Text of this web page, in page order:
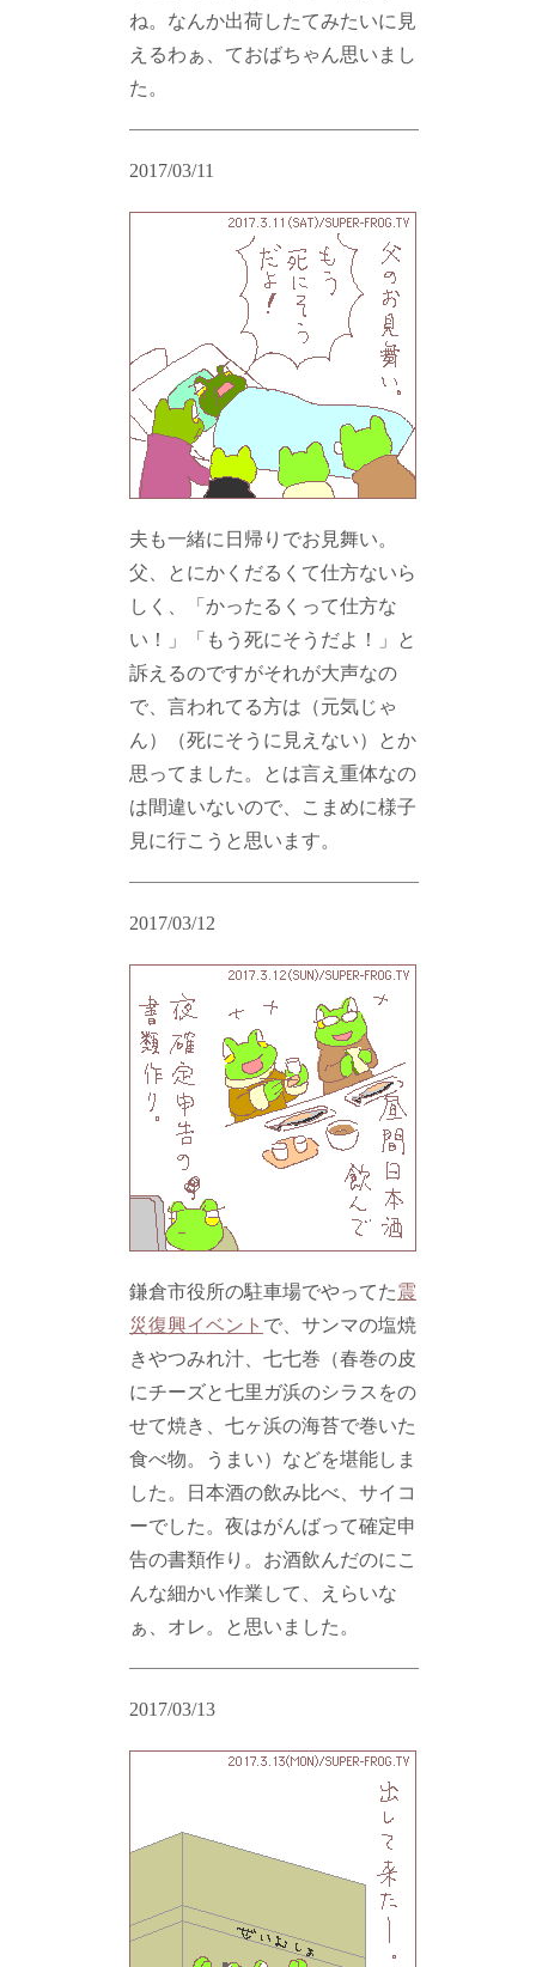
ね。なんか出荷したてみたいに見
えるわぁ、ておばちゃん思いまし
た。
2017/03/11
夫も一緒に日帰りでお見舞い。
父、とにかくだるくて仕方ないら
しく、「かったるくって仕方な
い！」「もう死にそうだよ！」と
訴えるのですがそれが大声なの
で、言われてる方は（元気じゃ
ん）（死にそうに見えない）とか
思ってました。とは言え重体なの
は間違いないので、こまめに様子
見に行こうと思います。
2017/03/12
鎌倉市役所の駐車場でやってた震
災復興イベント で、サンマの塩焼
きやつみれ汁、七七巻（春巻の皮
にチーズと七里ガ浜のシラスをの
せて焼き、七ヶ浜の海苔で巻いた
食べ物。うまい）などを堪能しま
した。日本酒の飲み比べ、サイコ
ーでした。夜はがんばって確定申
告の書類作り。お酒飲んだのにこ
んな細かい作業して、えらいな
ぁ、オレ。と思いました。
2017/03/13